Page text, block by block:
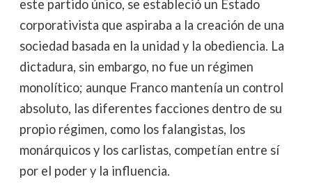
este partido único, se estableció un Estado
corporativista que aspiraba a la creación de una
sociedad basada en la unidad y la obediencia. La
dictadura, sin embargo, no fue un régimen
monolítico; aunque Franco mantenía un control
absoluto, las diferentes facciones dentro de su
propio régimen, como los falangistas, los
monárquicos y los carlistas, competían entre sí
por el poder y la influencia.